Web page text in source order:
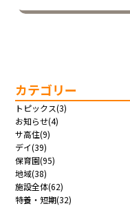
カテゴリー
トピックス(3)
お知らせ(4)
サ高住(9)
デイ(39)
保育園(95)
地域(38)
施設全体(62)
特養・短期(32)